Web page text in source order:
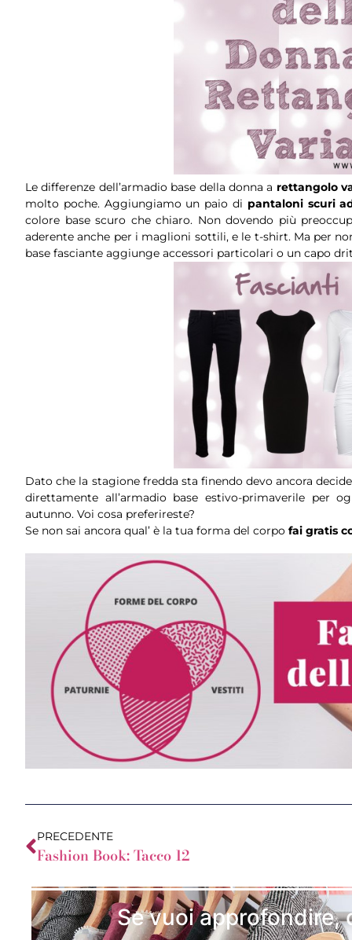
Le differenze dell’armadio base della donna a rettangolo
molto poche. Aggiungiamo un paio di pantaloni scuri
colore base scuro che chiaro. Non dovendo più
aderente anche per i maglioni sottili, e le t-shirt. Ma per
base fasciante aggiunge accessori particolari o un capo
Dato che la stagione fredda sta finendo devo ancora
direttamente all’armadio base estivo-primaverile per
autunno. Voi cosa preferireste?
Se non sai ancora qual’ è la tua forma del corpo fai gratis
PRECEDENTE
Fashion Book: Tacco 12
Se vuoi approfondire,